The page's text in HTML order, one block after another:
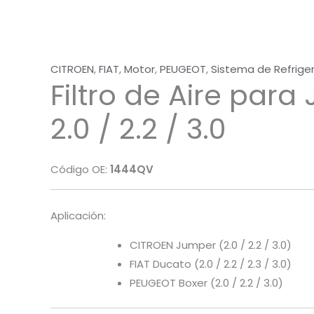
CITROEN,FIAT,Motor,PEUGEOT,Sistema de
Filtro de Aire para
2.0 / 2.2 / 3.0
Código OE: 1444QV
Aplicación:
CITROEN Jumper (2.0 / 2.2 / 3.0)
FIAT Ducato (2.0 / 2.2 / 2.3 / 3.0)
PEUGEOT Boxer (2.0 / 2.2 / 3.0)